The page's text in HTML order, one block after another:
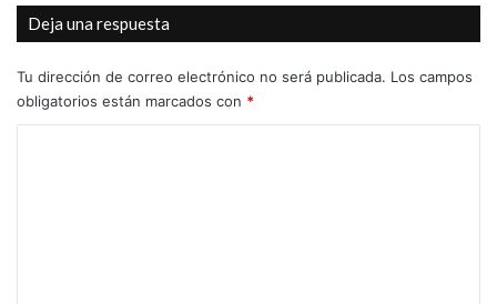
Deja una respuesta
Tu dirección de correo electrónico no será publicada. Los campos
obligatorios están marcados con *